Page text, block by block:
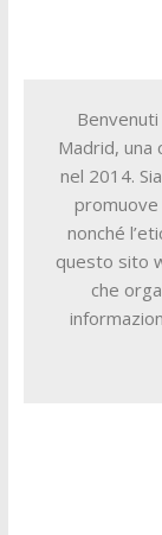
Madrid, una
nel 2014.
promuove
nonché
questo sito
che